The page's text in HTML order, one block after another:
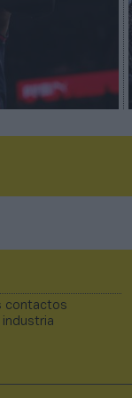
contactos